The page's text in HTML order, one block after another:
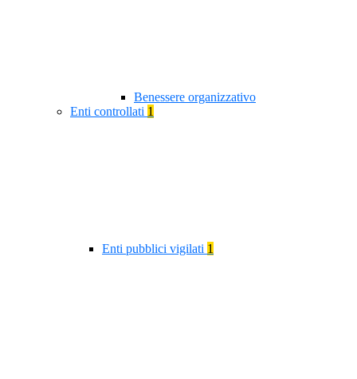
Benessere organizzativo
Enti controllati 1
Enti pubblici vigilati 1